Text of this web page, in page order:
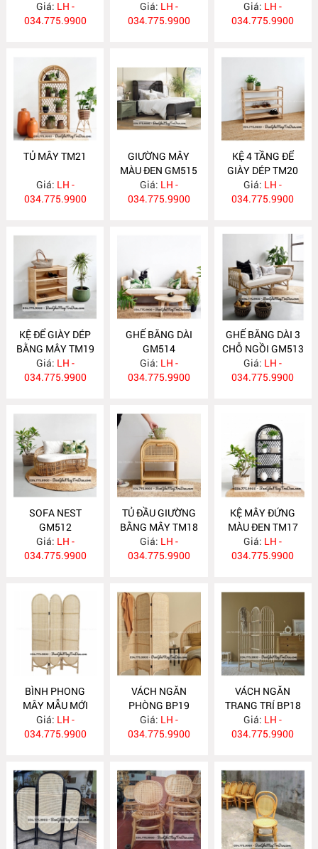
Giá: LH -
034.775.9900
Giá: LH -
034.775.9900
Giá: LH -
034.775.9900
TỦ MÂY TM21
Giá: LH -
034.775.9900
GIƯỜNG MÂY
MÀU ĐEN GM515
Giá: LH -
034.775.9900
KỆ 4 TẦNG ĐỂ
GIÀY DÉP TM20
Giá: LH -
034.775.9900
KỆ ĐỂ GIÀY DÉP
BẰNG MÂY TM19
Giá: LH -
034.775.9900
GHẾ BĂNG DÀI
GM514
Giá: LH -
034.775.9900
GHẾ BĂNG DÀI 3
CHỖ NGỒI GM513
Giá: LH -
034.775.9900
SOFA NEST
GM512
Giá: LH -
034.775.9900
TỦ ĐẦU GIƯỜNG
BẰNG MÂY TM18
Giá: LH -
034.775.9900
KỆ MÂY ĐỨNG
MÀU ĐEN TM17
Giá: LH -
034.775.9900
BÌNH PHONG
MÂY MẪU MỚI
BP20
Giá: LH -
034.775.9900
VÁCH NGĂN
PHÒNG BP19
Giá: LH -
034.775.9900
VÁCH NGĂN
TRANG TRÍ BP18
Giá: LH -
034.775.9900